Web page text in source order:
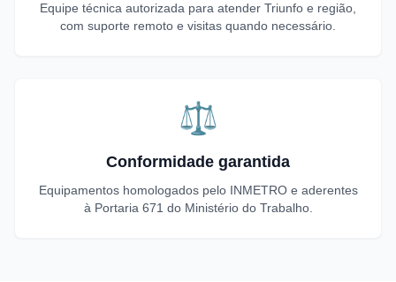
Equipe técnica autorizada para atender Triunfo e região,
com suporte remoto e visitas quando necessário.
⚖️
Conformidade garantida
Equipamentos homologados pelo INMETRO e aderentes
à Portaria 671 do Ministério do Trabalho.